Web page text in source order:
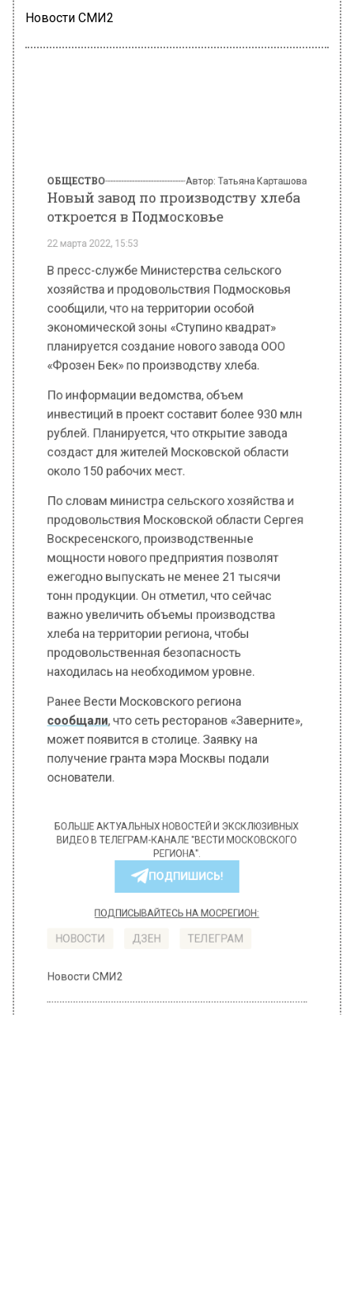
Новости СМИ2
22 марта 2022, 15:53
В пресс-службе Министерства сельского
хозяйства и продовольствия Подмосковья
сообщили, что на территории особой
экономической зоны «Ступино квадрат»
планируется создание нового завода ООО
«Фрозен Бек» по производству хлеба.
По информации ведомства, объем
рублей. Планируется, что открытие завода
создаст для жителей Московской области
около 150 рабочих мест.
По словам министра сельского хозяйства и
продовольствия Московской области Сергея
Воскресенского, производственные
мощности нового предприятия позволят
ежегодно выпускать не менее 21 тысячи
тонн продукции. Он отметил, что сейчас
важно увеличить объемы производства
хлеба на территории региона, чтобы
продовольственная безопасность
находилась на необходимом уровне.
Ранее Вести Московского региона
сообщали, что сеть ресторанов «Заверните»,
может появится в столице. Заявку на
получение гранта мэра Москвы подали
БОЛЬШЕ АКТУАЛЬНЫХ НОВОСТЕЙ И ЭКСКЛЮЗИВНЫХ
ВИДЕО В ТЕЛЕГРАМ-КАНАЛЕ "ВЕСТИ МОСКОВСКОГО
РЕГИОНА".
ПОДПИШИСЬ!
ПОДПИСЫВАЙТЕСЬ НА МОСРЕГИОН:
НОВОСТИ